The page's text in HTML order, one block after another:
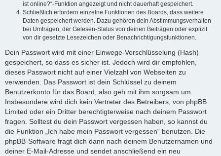
ist online?“-Funktion angezeigt und nicht dauerhaft gespeichert.
Schließlich erfordern einzelne Funktionen des Boards, dass weitere
Daten gespeichert werden. Dazu gehören dein Abstimmungsverhalten
bei Umfragen, der Gelesen-Status von deinen Beiträgen oder explizit
von dir gesetzte Lesezeichen oder Benachrichtigungsfunktionen.
Dein Passwort wird mit einer Einwege-Verschlüsselung (Hash)
gespeichert, so dass es sicher ist. Jedoch wird dir empfohlen,
dieses Passwort nicht auf einer Vielzahl von Webseiten zu
verwenden. Das Passwort ist dein Schlüssel zu deinem
Benutzerkonto für das Board, also geh mit ihm sorgsam um.
Insbesondere wird dich kein Vertreter des Betreibers, von phpBB
Limited oder ein Dritter berechtigterweise nach deinem Passwort
fragen. Solltest du dein Passwort vergessen haben, so kannst du
die Funktion „Ich habe mein Passwort vergessen“ benutzen. Die
phpBB-Software fragt dich dann nach deinem Benutzernamen und
deiner E-Mail-Adresse und sendet anschließend ein neu